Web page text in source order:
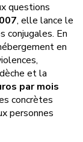
questions
, elle lance le
conjugales. En
en
et la
par mois
concrètes
personnes